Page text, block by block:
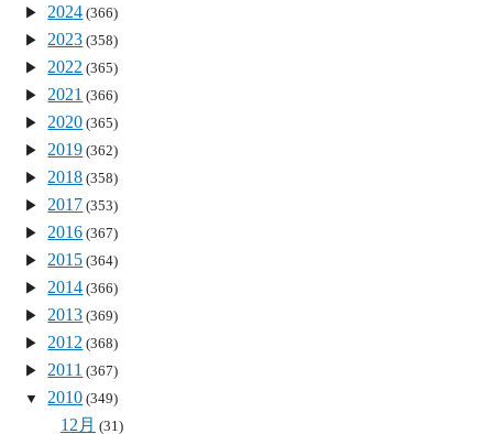
2024 (366)
2023 (358)
2022 (365)
2021 (366)
2020 (365)
2019 (362)
2018 (358)
2017 (353)
2016 (367)
2015 (364)
2014 (366)
2013 (369)
2012 (368)
2011 (367)
2010 (349)
12月 (31)